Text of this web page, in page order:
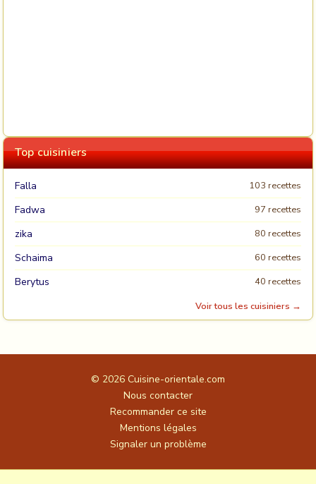
Top cuisiniers
Falla 103 recettes
Fadwa 97 recettes
zika 80 recettes
Schaima 60 recettes
Berytus
40 recettes
Voir tous les cuisiniers →
© 2026 Cuisine-orientale.com
Nous contacter
Recommander ce site
Mentions légales
Signaler un problème